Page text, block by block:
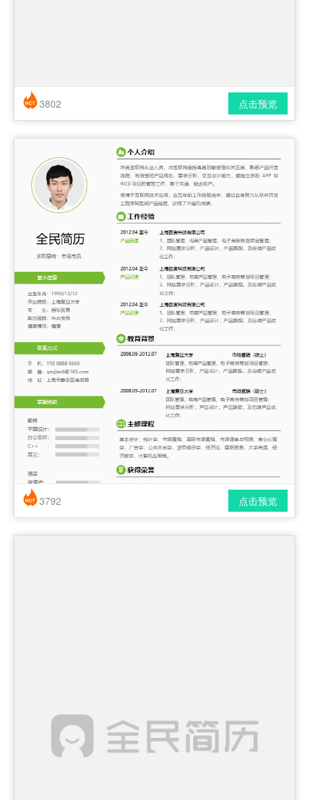
简历风格： 时尚 / 简洁 / 应届生
点击预览
3802
简历风格： 时尚 / 简洁 / 应届生
点击预览
3792